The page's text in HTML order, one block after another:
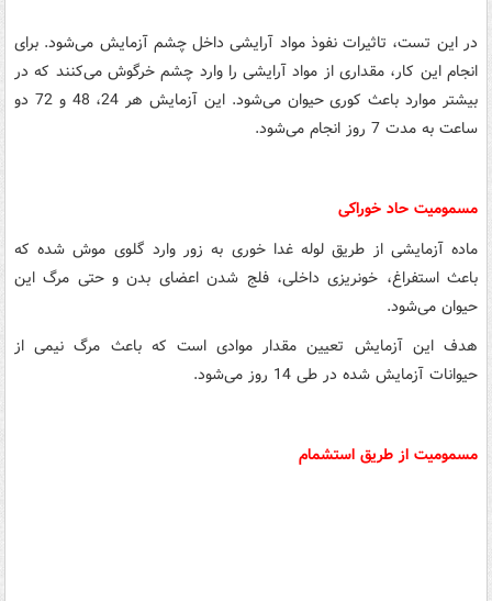
در این تست، تاثیرات نفوذ مواد آرایشی داخل چشم آزمایش می‌شود. برای
انجام این کار، مقداری از مواد آرایشی را وارد چشم خرگوش می‌کنند که در
بیشتر موارد باعث کوری حیوان می‌شود. این آزمایش هر 24، 48 و 72 دو
ساعت به مدت 7 روز انجام می‌شود.
مسمومیت حاد خوراکی
ماده آزمایشی از طریق لوله غدا خوری به زور وارد گلوی موش شده که
باعث استفراغ، خونریزی داخلی، فلج شدن اعضای بدن و حتی مرگ این
حیوان می‌شود.
هدف این آزمایش تعیین مقدار موادی است که باعث مرگ نیمی از
حیوانات آزمایش شده در طی 14 روز می‌شود.
مسمومیت از طریق استشمام